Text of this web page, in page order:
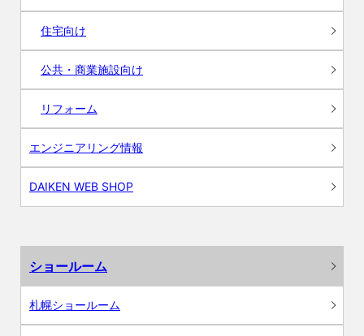
住宅向け
公共・商業施設向け
リフォーム
エンジニアリング情報
DAIKEN WEB SHOP
ショールーム
札幌ショールーム